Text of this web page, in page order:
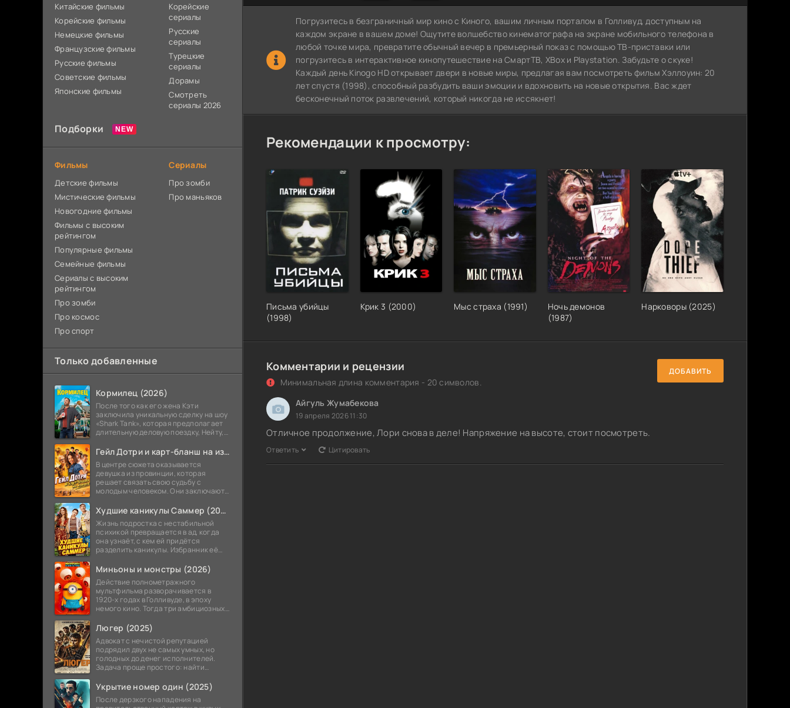
Погрузитесь в безграничный мир кино с Киного, вашим личным порталом в Голливуд, доступным на
каждом экране в вашем доме! Ощутите волшебство кинематографа на экране мобильного телефона в
любой точке мира, превратите обычный вечер в премьерный показ с помощью ТВ-приставки или
погрузитесь в интерактивное кинопутешествие на СмартТВ, XBox и Playstation. Забудьте о скуке!
Каждый день Kinogo HD открывает двери в новые миры, предлагая вам посмотреть фильм Хэллоуин: 20
лет спустя (1998), способный разбудить ваши эмоции и вдохновить на новые открытия. Вас ждет
бесконечный поток развлечений, который никогда не иссякнет!
Рекомендации к просмотру:
Письма убийцы
(1998)
Крик 3 (2000) Мыс страха (1991)
Ночь демонов
(1987)
Нарковоры (2025)
Комментарии и рецензии
Минимальная длина комментария - 20 символов.
ДОБАВИТЬ
Айгуль Жумабекова
19 апреля 2026 11:30
Отличное продолжение, Лори снова в деле! Напряжение на высоте, стоит посмотреть.
Ответить Цитировать
Китайские фильмы
Корейские фильмы
Немецкие фильмы
Французские фильмы
Русские фильмы
Советские фильмы
Японские фильмы
Корейские
сериалы
Русские
сериалы
Турецкие
сериалы
Дорамы
Смотреть
сериалы 2026
Подборки
Фильмы
Детские фильмы
Мистические фильмы
Новогодние фильмы
Фильмы с высоким
рейтингом
Популярные фильмы
Семейные фильмы
Сериалы с высоким
рейтингом
Про зомби
Про космос
Про спорт
Сериалы
Про зомби
Про маньяков
Только добавленные
Кормилец (2026)
После того как его жена Кэти
заключила уникальную сделку на шоу
«Shark Tank», которая предполагает
длительную деловую поездку, Нейту,
теперь приходится впервые стать
Гейл Дотри и карт-бланш на измену (2026)
В центре сюжета оказывается
девушка из провинции, которая
решает связать свою судьбу с
молодым человеком. Они заключают
позволяющее ему в любой момент
получить от нее прощение
Худшие каникулы Саммер (2026)
Жизнь подростка с нестабильной
психикой превращается в ад, когда
она узнаёт, с кем ей придётся
разделить каникулы. Избранник её
же учитель, а точнее завуч школы.
Миньоны и монстры (2026)
Действие полнометражного
мультфильма разворачивается в
1920-х годах в Голливуде, в эпоху
немого кино. Тогда три амбициозных
снять собственный блокбастер о
монстрах.
Люгер (2025)
Адвокат с нечистой репутацией
подрядил двух не самых умных, но
голодных до денег исполнителей.
Задача проще простого: найти
потирают руки — это же лёгкие бабки!
Укрытие номер один (2025)
После дерзкого нападения на